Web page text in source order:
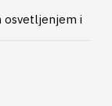
osvetljenjem i